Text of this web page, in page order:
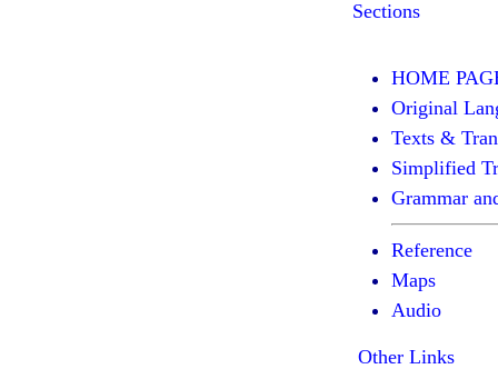
Sections
HOME
Original
Texts &
Simplified
Grammar
Reference
Maps
Audio
Other Links